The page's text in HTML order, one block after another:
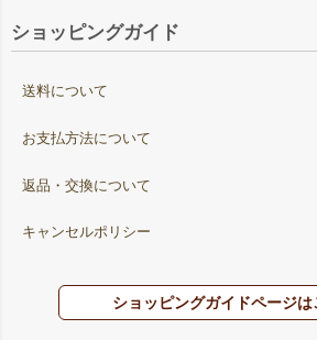
ショッピングガイド
送料について
お支払方法について
返品・交換について
キャンセルポリシー
ショッピングガイドページは